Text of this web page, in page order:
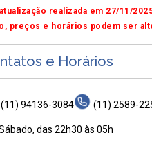
realizada em 27/11/
preços e horários podem ser
e Horários
(11) 94136-3084 (11) 2589-
das 22h30 às 05h